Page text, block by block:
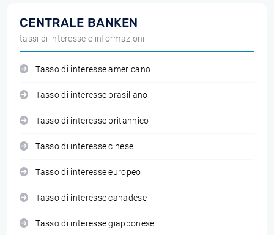
CENTRALE BANKEN
tassi di interesse e informazioni
Tasso di interesse americano
Tasso di interesse brasiliano
Tasso di interesse britannico
Tasso di interesse cinese
Tasso di interesse europeo
Tasso di interesse canadese
Tasso di interesse giapponese